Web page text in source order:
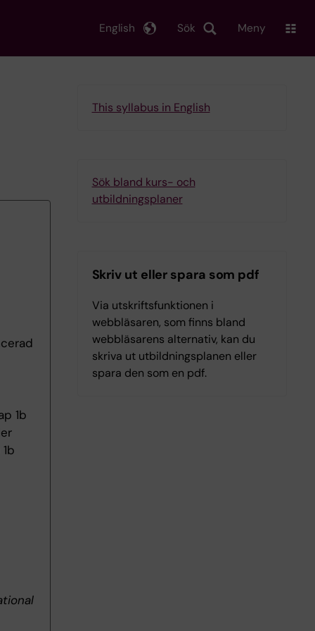
Sök
English Meny
1b
This syllabus in English
Sök bland kurs- och
utbildningsplaner
Skriv ut eller spara som pdf
Via utskriftsfunktionen i
webbläsaren, som finns bland
webbläsarens alternativ, kan du
skriva ut utbildningsplanen eller
spara den som en pdf.